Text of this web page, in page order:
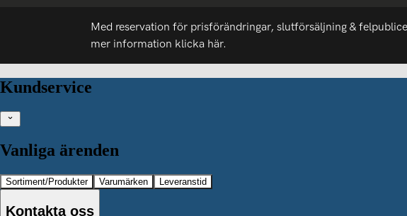
Med reservation för prisförändringar, slutförsäljning &
mer information klicka här.